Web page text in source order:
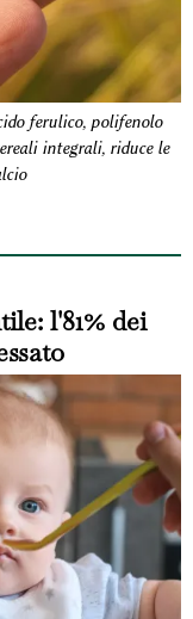
ferulico, polifenolo
integrali, riduce le
l'81% dei